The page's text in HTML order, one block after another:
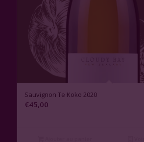
Sauvignon Te Koko 2020
€45,00